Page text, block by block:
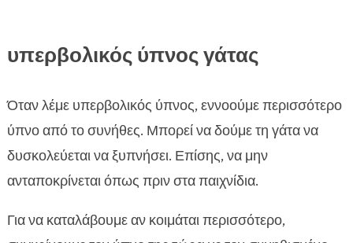
υπερβολικός ύπνος γάτας
Όταν λέμε υπερβολικός ύπνος, εννοούμε περισσότερο
ύπνο από το συνήθες. Μπορεί να δούμε τη γάτα να
δυσκολεύεται να ξυπνήσει. Επίσης, να μην
ανταποκρίνεται όπως πριν στα παιχνίδια.
Για να καταλάβουμε αν κοιμάται περισσότερο,